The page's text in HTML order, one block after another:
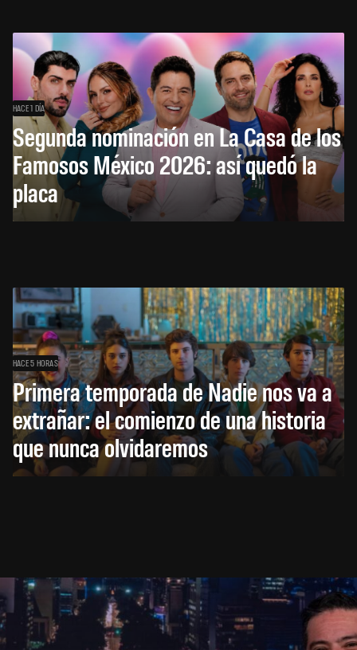
HACE 1 DÍA
Segunda nominación en La Casa de los
Famosos México 2026: así quedó la
placa
HACE 5 HORAS
Primera temporada de Nadie nos va a
extrañar: el comienzo de una historia
que nunca olvidaremos